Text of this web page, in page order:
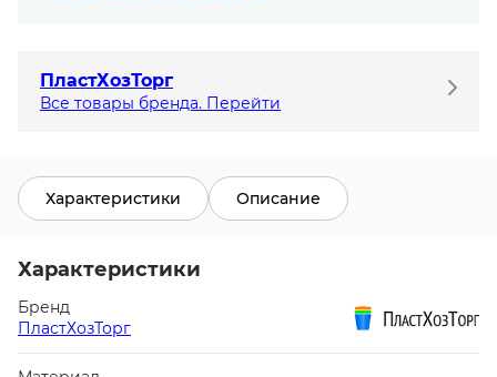
ПластХозТорг
Все товары бренда. Перейти
Характеристики Описание
Характеристики
Бренд
ПластХозТорг